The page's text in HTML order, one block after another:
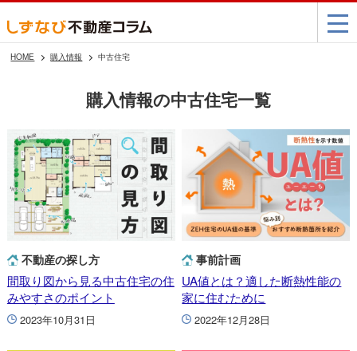
HOME 購入情報 中古住宅
購入情報の中古住宅一覧
不動産の探し方
間取り図から見る中古住宅の住
みやすさのポイント
2023年10月31日
事前計画
UA値とは？適した断熱性能の
家に住むために
2022年12月28日